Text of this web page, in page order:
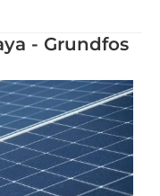
- Grundfos